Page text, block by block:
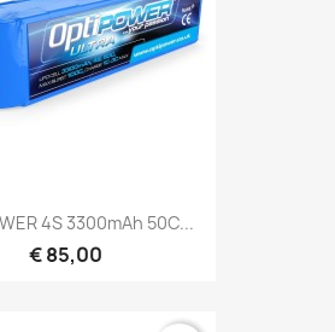
4S 3300mAh 50C...
€ 85,00